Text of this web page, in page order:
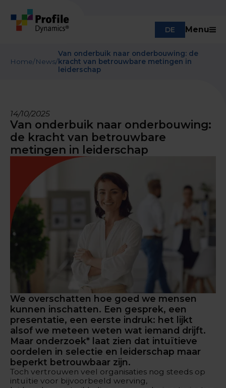
DE Menu
Home/News/
Van onderbuik naar onderbouwing: de
kracht van betrouwbare metingen in
leiderschap
14/10/2025
Van onderbuik naar onderbouwing:
de kracht van betrouwbare
metingen in leiderschap
We overschatten hoe goed we mensen
kunnen inschatten. Een gesprek, een
presentatie, een eerste indruk: het lijkt
alsof we meteen weten wat iemand drijft.
Maar onderzoek* laat zien dat intuïtieve
oordelen in selectie en leiderschap maar
beperkt betrouwbaar zijn.
Toch vertrouwen veel organisaties nog steeds op
intuïtie voor bijvoorbeeld werving,